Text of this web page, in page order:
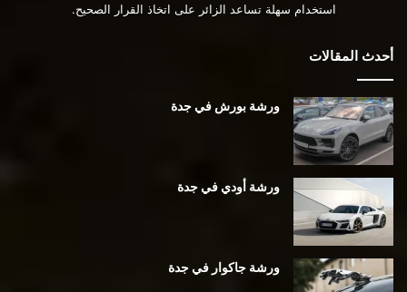
استخدام سهلة تساعد الزائر على اتخاذ القرار الصحيح.
أحدث المقالات
ورشة بورش في جدة
ورشة أودي في جدة
ورشة جاكوار في جدة